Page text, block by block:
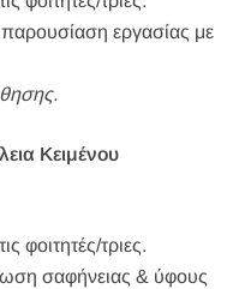
παρουσίαση εργασίας με
Κειμένου
φοιτητές/τριες.
σαφήνειας & ύφους